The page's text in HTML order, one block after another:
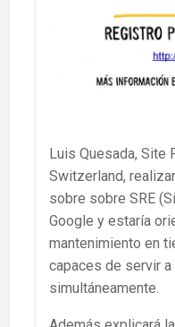
Luis Quesada, Site
Switzerland,
sobre sobre SRE
Google y estaría
mantenimiento en
capaces de servir
simultáneamente.